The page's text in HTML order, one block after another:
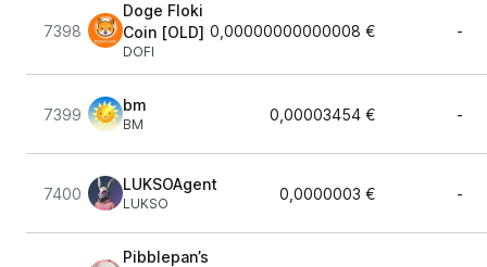
7398
Doge Floki
Coin [OLD]
DOFI
0,00000000000008 € -
7399
bm
BM
0,00003454 € -
7400
LUKSOAgent
LUKSO
0,0000003 € -
Pibblepan’s